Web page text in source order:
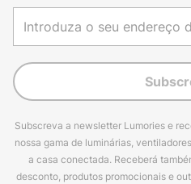
Subscreva a newsletter Lumories e
nossa gama de luminárias,
a casa conectada. Receberá
desconto, produtos promocionais e